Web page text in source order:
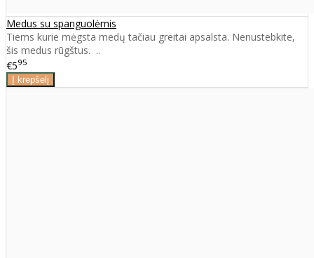
Medus su spanguolėmis
Tiems kurie mėgsta medų tačiau greitai apsalsta. Nenustebkite,
šis medus rūgštus. ..
€595